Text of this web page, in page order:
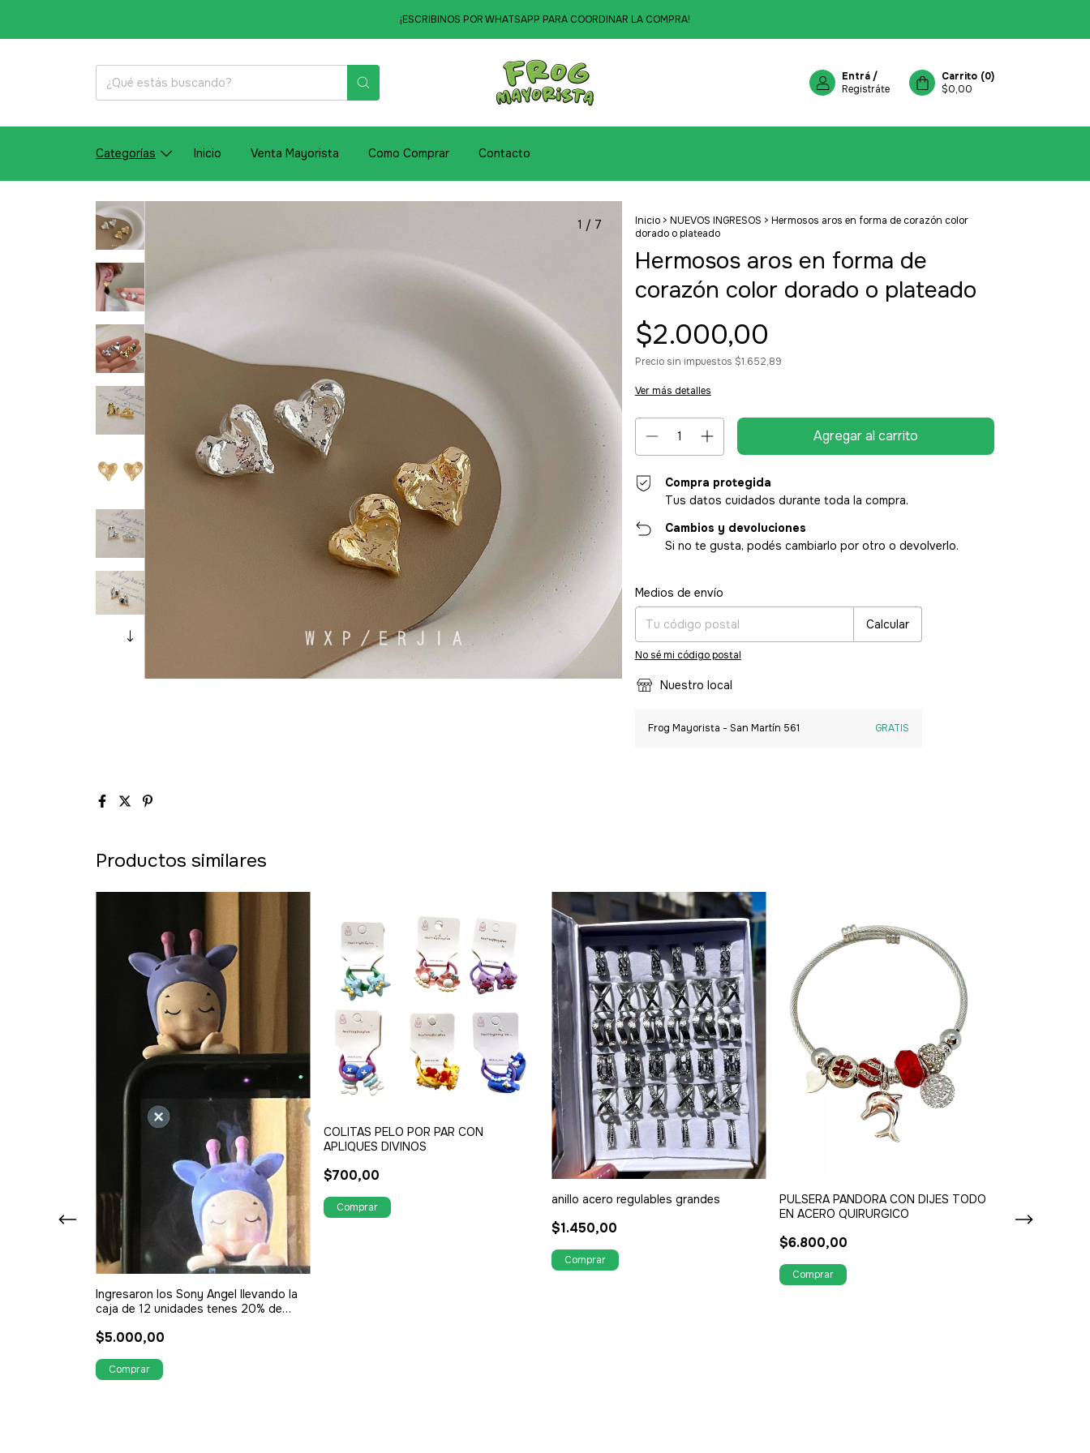
¡ESCRIBINOS POR WHATSAPP PARA COORDINAR LA COMPRA!
Entrá /
Registráte
Carrito (0)
$0,00
Categorías Inicio Venta Mayorista Como Comprar Contacto
1 / 7 Inicio > NUEVOS INGRESOS > Hermosos aros en forma de corazón color
dorado o plateado
Hermosos aros en forma de
corazón color dorado o plateado
$2.000,00
Precio sin impuestos $1.652,89
Ver más detalles
Compra protegida
Tus datos cuidados durante toda la compra.
Cambios y devoluciones
Si no te gusta, podés cambiarlo por otro o devolverlo.
Entregas para el CP:
Medios de envío
Calcular
No sé mi código postal
Nuestro local
Frog Mayorista - San Martín 561 GRATIS
Productos similares
Ingresaron los Sony Angel llevando la
caja de 12 unidades tenes 20% de
$5.000,00
COLITAS PELO POR PAR CON
APLIQUES DIVINOS
$700,00
anillo acero regulables grandes
$1.450,00
PULSERA PANDORA CON DIJES TODO
EN ACERO QUIRURGICO
$6.800,00
$1.800,00